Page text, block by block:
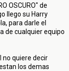
OSCURO" de
llego su Harry
para darle el
de cualquier equipo
no quiere decir
los demas